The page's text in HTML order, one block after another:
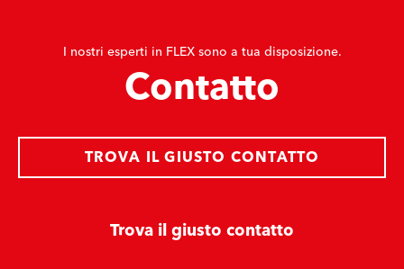
I nostri esperti in FLEX sono a tua disposizione.
Contatto
Trova il giusto contatto
TROVA IL GIUSTO CONTATTO